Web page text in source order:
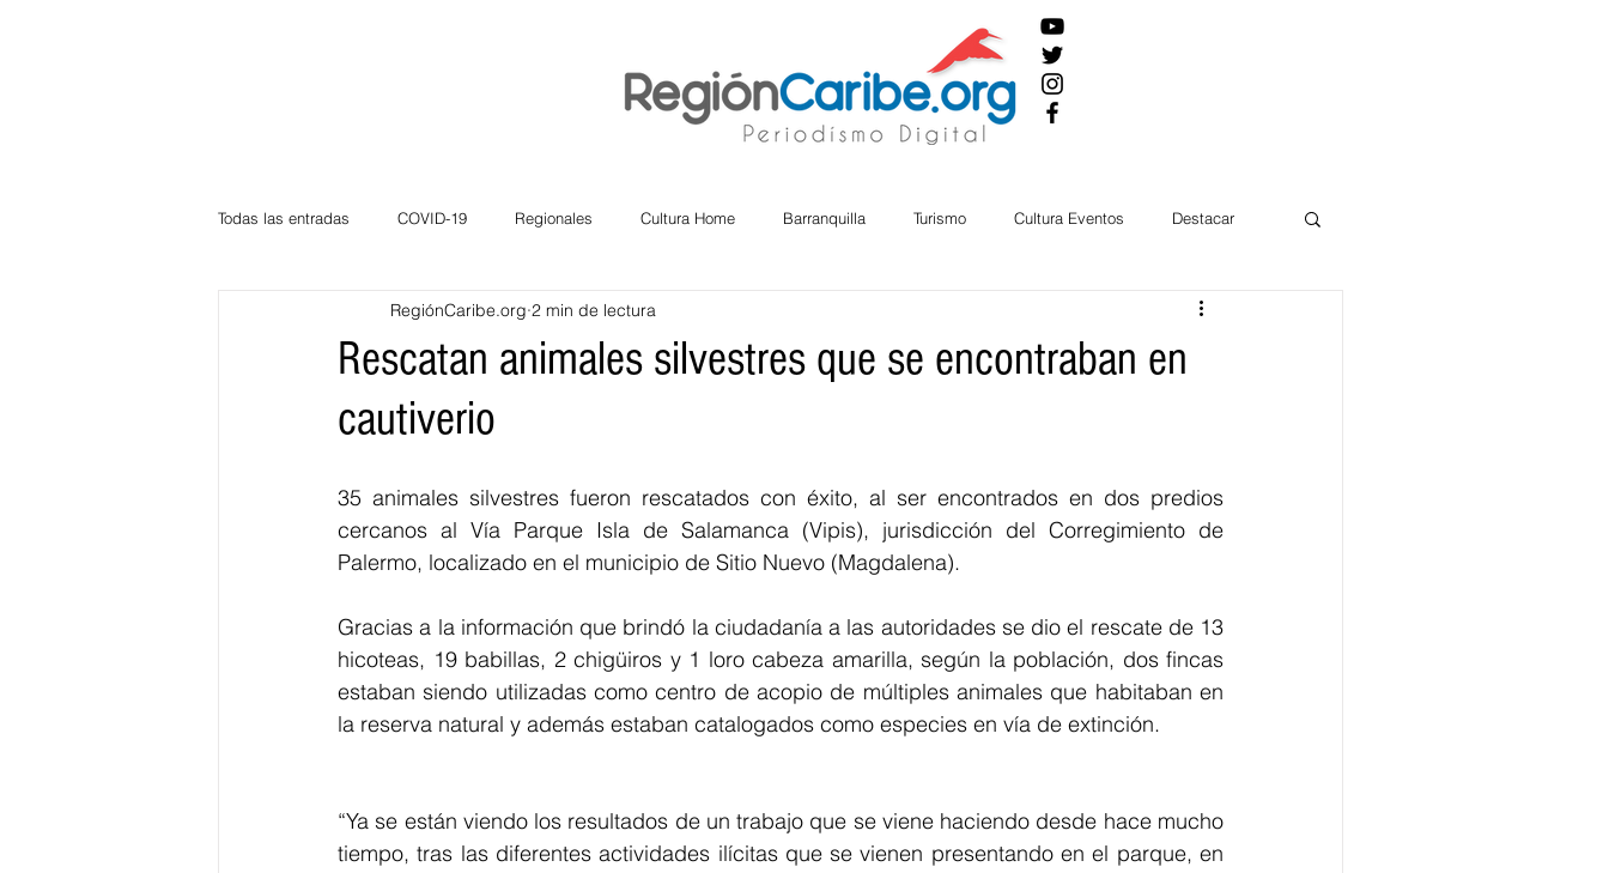
Todas las entradas COVID-19 Regionales Cultura Home Barranquilla Turismo Cultura Eventos Destacar
Atlántico La Guajira Cesar
Bloggeros
Educación BID BIENESTAR AMBIENTAL AFRO
Rescatan animales silvestres que se encontraban en
cautiverio
RegiónCaribe.org 2 min de lectura
35 animales silvestres fueron rescatados con éxito, al ser encontrados en dos predios
cercanos al Vía Parque Isla de Salamanca (Vipis), jurisdicción del Corregimiento de
Palermo, localizado en el municipio de Sitio Nuevo (Magdalena).
Gracias a la información que brindó la ciudadanía a las autoridades se dio el rescate de 13
hicoteas, 19 babillas, 2 chigüiros y 1 loro cabeza amarilla, según la población, dos fincas
estaban siendo utilizadas como centro de acopio de múltiples animales que habitaban en
la reserva natural y además estaban catalogados como especies en vía de extinción.
“Ya se están viendo los resultados de un trabajo que se viene haciendo desde hace mucho
tiempo, tras las diferentes actividades ilícitas que se vienen presentando en el parque, en